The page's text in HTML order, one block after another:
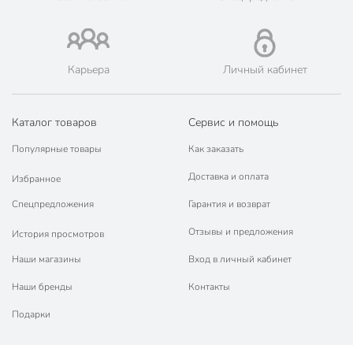
Карьера Личный кабинет
Каталог товаров
Популярные товары
Избранное
Спецпредложения
История просмотров
Наши магазины
Наши бренды
Подарки
Сервис и помощь
Как заказать
Доставка и оплата
Гарантия и возврат
Отзывы и предложения
Вход в личный кабинет
Контакты